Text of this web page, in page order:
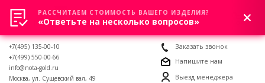
0
+7(495) 135-00-10
+7(499) 550-00-66
info@nota-gold.ru
Москва, ул. Сущевский вал, 49
Заказать звонок
Напишите нам
Выезд менеджера
РАССЧИТАЕМ СТОИМОСТЬ ВАШЕГО ИЗДЕЛИЯ?
«Ответьте на несколько вопросов»